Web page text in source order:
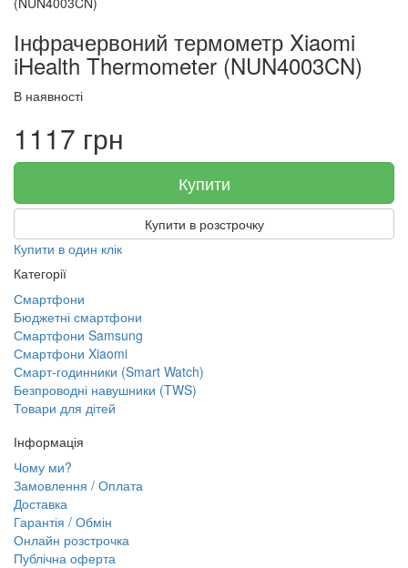
Інфрачервоний термометр Xiaomi
iHealth Thermometer (NUN4003CN)
В наявності
1117 грн
Купити
Купити в розстрочку
Купити в один клік
Категорії
Смартфони
Бюджетні смартфони
Смартфони Samsung
Смартфони Xiaomi
Смарт-годинники (Smart Watch)
Безпроводні навушники (TWS)
Товари для дітей
Інформація
Чому ми?
Замовлення / Оплата
Доставка
Гарантія / Обмін
Онлайн розстрочка
Публічна оферта